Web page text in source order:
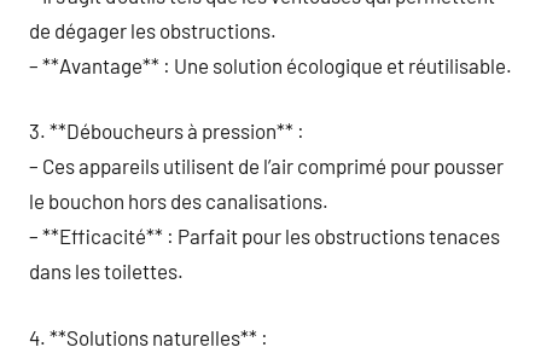
de dégager les obstructions.
– **Avantage** : Une solution écologique et réutilisable.
3. **Déboucheurs à pression** :
– Ces appareils utilisent de l’air comprimé pour pousser
le bouchon hors des canalisations.
– **Efficacité** : Parfait pour les obstructions tenaces
dans les toilettes.
4. **Solutions naturelles** :